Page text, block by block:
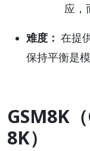
应，
难度： 在提
保持平衡是
GSM8K
8K）